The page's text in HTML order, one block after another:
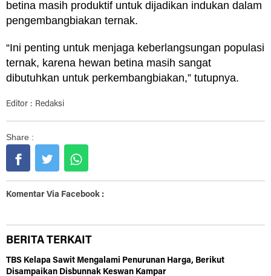
betina masih produktif untuk dijadikan indukan dalam
pengembangbiakan ternak.
“Ini penting untuk menjaga keberlangsungan populasi
ternak, karena hewan betina masih sangat
dibutuhkan untuk perkembangbiakan,” tutupnya.
Editor : Redaksi
Share :
Komentar Via Facebook :
BERITA TERKAIT
TBS Kelapa Sawit Mengalami Penurunan Harga, Berikut
Disampaikan Disbunnak Keswan Kampar